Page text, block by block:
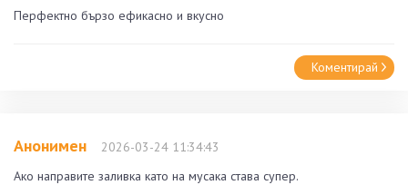
Перфектно бързо ефикасно и вкусно
Коментирай
Анонимен
2026-03-24 11:34:43
Ако направите заливка като на мусака става супер.